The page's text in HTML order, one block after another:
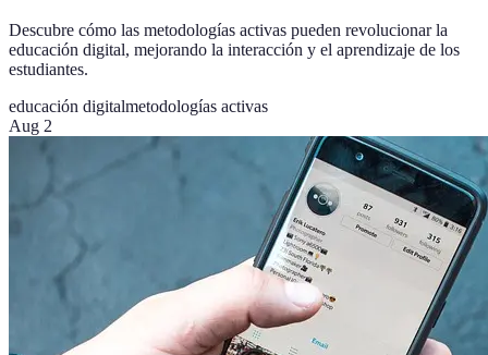
Descubre cómo las metodologías activas pueden revolucionar la
educación digital, mejorando la interacción y el aprendizaje de los
estudiantes.
educación digitalmetodologías activas
Aug 2